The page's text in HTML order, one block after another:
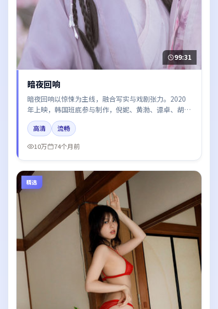
99:31
暗夜回响
暗夜回响以惊悚为主线，融合写实与戏剧张力。2020
年上映，韩国班底参与制作，倪妮、黄渤、谭卓、胡歌
在片中呈现细腻表演，影像风格统一，配乐与剪辑强化
了情绪曲线。
高清
流畅
10万
74个月前
精选